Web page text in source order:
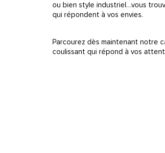
ou bien style industriel…vous
qui répondent à vos envies.
Parcourez dès maintenant notre
coulissant qui répond à vos